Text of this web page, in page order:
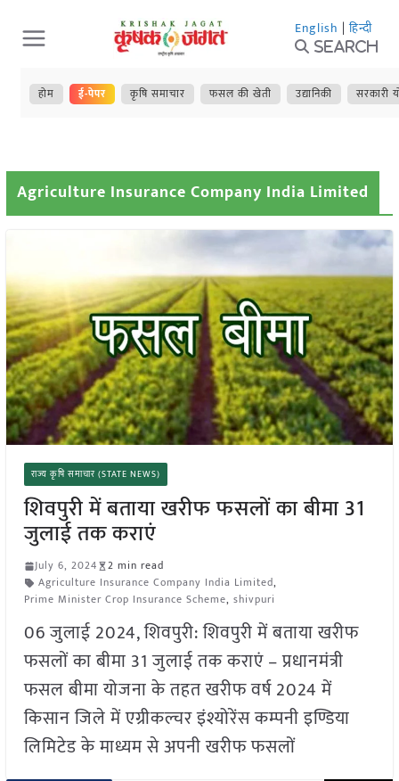
Skip
to
content
English | हिन्दी
Search
होम ई-पेपर कृषि समाचार फसल की खेती उद्यानिकी सरकारी
Agriculture Insurance Company India Limited
राज्य कृषि समाचार (STATE NEWS)
शिवपुरी में बताया खरीफ फसलों का बीमा 31
जुलाई तक कराएं
July 6, 2024
2 min read
Agriculture Insurance Company India Limited,
Prime Minister Crop Insurance Scheme, shivpuri
06 जुलाई 2024, शिवपुरी: शिवपुरी में बताया खरीफ
फसलों का बीमा 31 जुलाई तक कराएं – प्रधानमंत्री
फसल बीमा योजना के तहत खरीफ वर्ष 2024 में
किसान जिले में एग्रीकल्चर इंश्योरेंस कम्पनी इण्डिया
लिमिटेड के माध्यम से अपनी खरीफ फसलों